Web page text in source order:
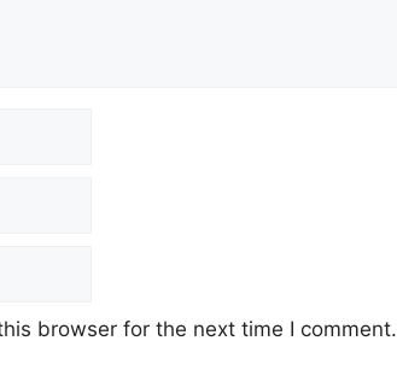
browser for the next time I comment.